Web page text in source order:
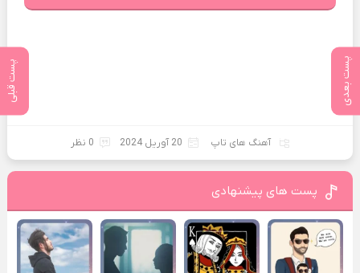
پست بعدی پست قبلی
آهنگ های تاپ 20 آوریل 2024 0 نظر
پست های پیشنهادی